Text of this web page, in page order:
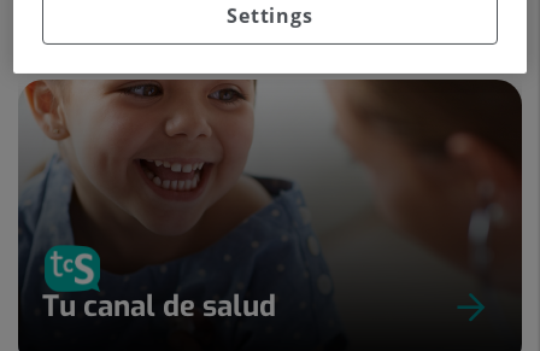
Tu canal de salud
Settings